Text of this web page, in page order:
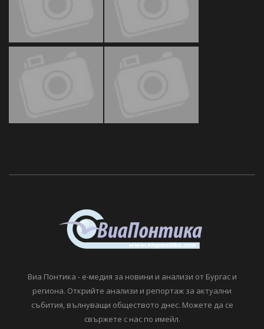
Виа Понтика - е-медия за новини и анализи от Бургас и
региона. Открийте анализи и репортаж за актуални
събития, вълнуващи обществото днес. Можете да се
свържете с нас по имейл.